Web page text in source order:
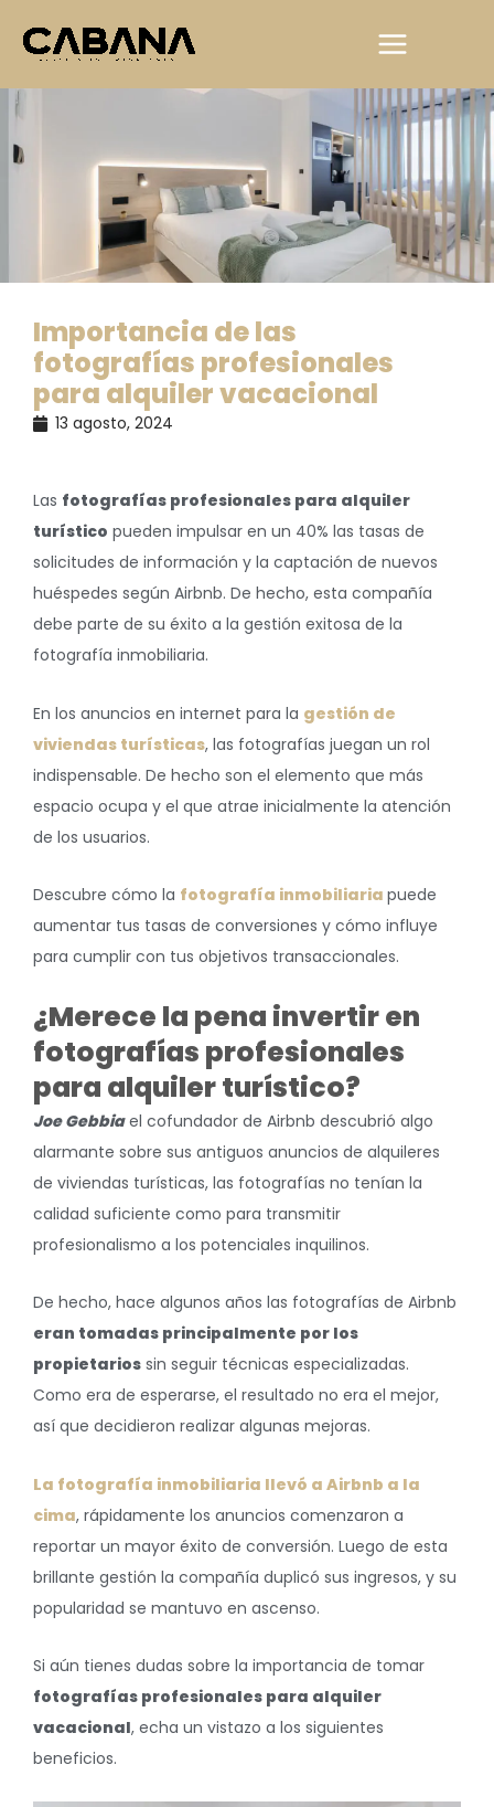
Importancia de las
fotografías profesionales
para alquiler vacacional
13 agosto, 2024
Las fotografías profesionales para alquiler
turístico pueden impulsar en un 40% las tasas de
solicitudes de información y la captación de nuevos
huéspedes según Airbnb. De hecho, esta compañía
debe parte de su éxito a la gestión exitosa de la
fotografía inmobiliaria.
En los anuncios en internet para la gestión de
viviendas turísticas, las fotografías juegan un rol
indispensable. De hecho son el elemento que más
espacio ocupa y el que atrae inicialmente la atención
de los usuarios.
Descubre cómo la fotografía inmobiliaria puede
aumentar tus tasas de conversiones y cómo influye
para cumplir con tus objetivos transaccionales.
¿Merece la pena invertir en
fotografías profesionales
para alquiler turístico?
Joe Gebbiael cofundador de Airbnb descubrió algo
alarmante sobre sus antiguos anuncios de alquileres
de viviendas turísticas, las fotografías no tenían la
calidad suficiente como para transmitir
profesionalismo a los potenciales inquilinos.
De hecho, hace algunos años las fotografías de Airbnb
eran tomadas principalmente por los
propietarios sin seguir técnicas especializadas.
Como era de esperarse, el resultado no era el mejor,
así que decidieron realizar algunas mejoras.
La fotografía inmobiliaria llevó a Airbnb a la
cima, rápidamente los anuncios comenzaron a
reportar un mayor éxito de conversión. Luego de esta
brillante gestión la compañía duplicó sus ingresos, y su
popularidad se mantuvo en ascenso.
Si aún tienes dudas sobre la importancia de tomar
fotografías profesionales para alquiler
vacacional, echa un vistazo a los siguientes
beneficios.